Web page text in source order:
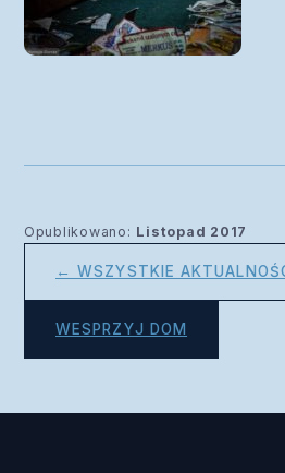
Opublikowano: Listopad 2017
← WSZYSTKIE
WESPRZYJ DOM